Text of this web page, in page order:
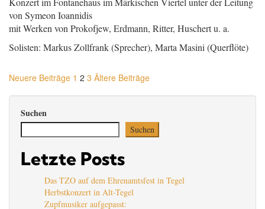
von Symeon Ioannidis
mit Werken von Prokofjew, Erdmann, Ritter, Huschert u. a.
Solisten: Markus Zollfrank (Sprecher), Marta Masini (Querflöte)
Seitennummerierung
der
Beiträge
Neuere Beiträge 1 2 3 Ältere Beiträge
Suchen
Suchen
Letzte Posts
Das TZO auf dem Ehrenamtsfest in Tegel
Herbstkonzert in Alt-Tegel
Zupfmusiker aufgepasst: